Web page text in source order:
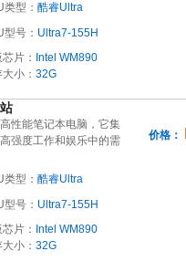
类型： 酷睿Ultra
型号： Ultra7-155H
片： Intel WM890
小： 32G
价格：
性能笔记本电脑，它集
强度工作和娱乐中的需
类型： 酷睿Ultra
型号： Ultra7-155H
片： Intel WM890
小： 32G